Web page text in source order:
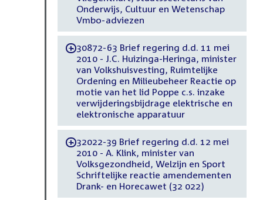
Onderwijs, Cultuur en Wetenschap
Vmbo-adviezen
-30872-63 Brief regering d.d. 11 mei
2010 - J.C. Huizinga-Heringa, minister
van Volkshuisvesting, Ruimtelijke
Ordening en Milieubeheer Reactie op
motie van het lid Poppe c.s. inzake
verwijderingsbijdrage elektrische en
elektronische apparatuur
-32022-39 Brief regering d.d. 12 mei
2010 - A. Klink, minister van
Volksgezondheid, Welzijn en Sport
Schriftelijke reactie amendementen
Drank- en Horecawet (32 022)